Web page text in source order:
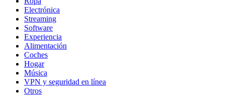
Electrónica
Streaming
Software
Experiencia
Alimentación
Coches
Hogar
Música
VPN y seguridad en línea
Otros